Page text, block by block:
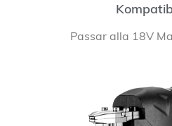
Passar alla 18V